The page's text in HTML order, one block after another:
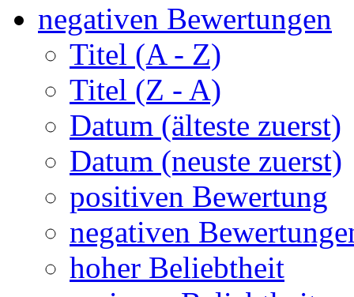
negativen Bewertungen
Titel (A - Z)
Titel (Z - A)
Datum (älteste zuerst)
Datum (neuste zuerst)
positiven Bewertung
negativen
hoher Beliebtheit